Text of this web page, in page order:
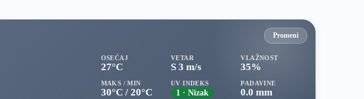
Promeni
OSEĆAJ
27°C
VETAR
S 3 m/s
VLAŽNOST
35%
MAKS / MIN
30°C / 20°C
UV INDEKS
1 · Nizak
PADAVINE
0.0 mm